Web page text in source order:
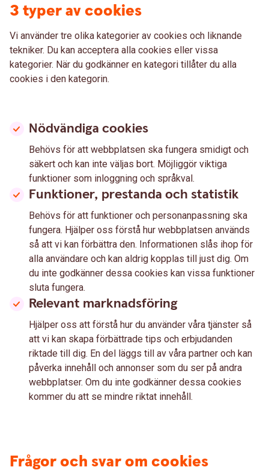
3 typer av cookies
Vi använder tre olika kategorier av cookies och liknande
tekniker. Du kan acceptera alla cookies eller vissa
kategorier. När du godkänner en kategori tillåter du alla
cookies i den kategorin.
Nödvändiga cookies
Behövs för att webbplatsen ska fungera smidigt och
säkert och kan inte väljas bort. Möjliggör viktiga
funktioner som inloggning och språkval.
Funktioner, prestanda och statistik
Behövs för att funktioner och personanpassning ska
fungera. Hjälper oss förstå hur webbplatsen används
så att vi kan förbättra den. Informationen slås ihop för
alla användare och kan aldrig kopplas till just dig. Om
du inte godkänner dessa cookies kan vissa funktioner
sluta fungera.
Relevant marknadsföring
Hjälper oss att förstå hur du använder våra tjänster så
att vi kan skapa förbättrade tips och erbjudanden
riktade till dig. En del läggs till av våra partner och kan
påverka innehåll och annonser som du ser på andra
webbplatser. Om du inte godkänner dessa cookies
kommer du att se mindre riktat innehåll.
Frågor och svar om cookies